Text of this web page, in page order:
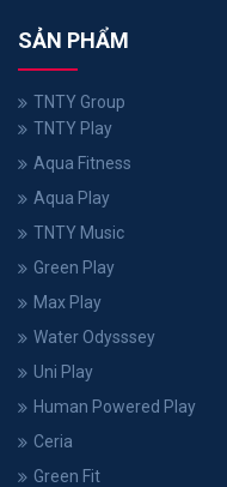
SẢN PHẨM
TNTY Group
TNTY Play
Aqua Fitness
Aqua Play
TNTY Music
Green Play
Max Play
Water Odysssey
Uni Play
Human Powered Play
Ceria
Green Fit